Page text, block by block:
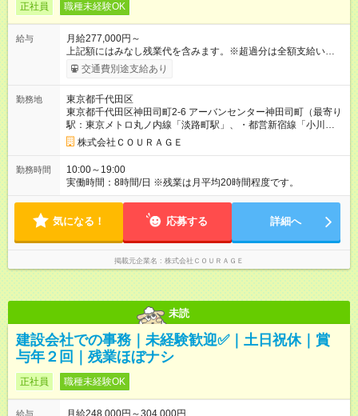
正社員 職種未経験OK
給与
月給277,000円～
上記額にはみなし残業代を含みます。※超過分は全額支給いたし
ます。 みなし残業代 68,990円／月 みなし残業時間 45時間／月
【試用期間】試用期間あり 試用期間の長さ：6ヶ月 雇用形態、
交通費別途支給あり
勤務地
東京都千代田区
東京都千代田区神田司町2-6 アーバンセンター神田司町（最寄り
駅：東京メトロ丸ノ内線「淡路町駅」、・都営新宿線「小川町
駅」など）
株式会社ＣＯＵＲＡＧＥ
勤務時間
10:00～19:00
実働時間：8時間/日 ※残業は月平均20時間程度です。
気になる！ 応募する 詳細へ
掲載元企業名 株式会社ＣＯＵＲＡＧＥ
未読
建設会社での事務｜未経験歓迎✅｜土日祝休｜賞
与年２回｜残業ほぼナシ
正社員 職種未経験OK
給与 月給248,000円～304,000円